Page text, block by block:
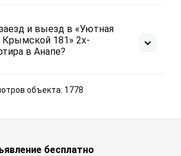
и выезд в «Уютная
181» 2х-
в Анапе?
объекта: 1778
бесплатно